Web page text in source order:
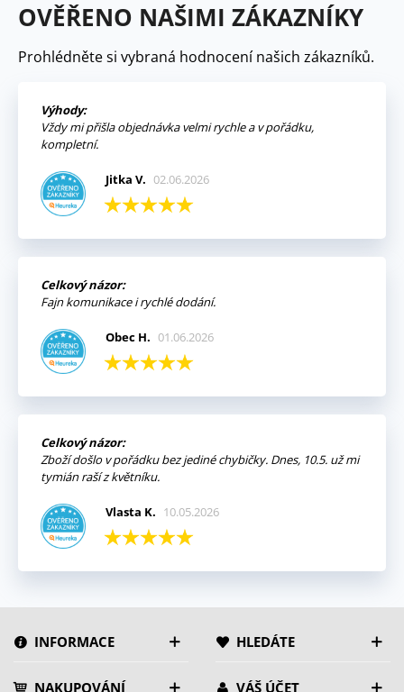
OVĚŘENO NAŠIMI ZÁKAZNÍKY
Prohlédněte si vybraná hodnocení našich zákazníků.
Výhody:
Vždy mi přišla objednávka velmi rychle a v pořádku,
kompletní.
Jitka V. 02.06.2026
Celkový názor:
Fajn komunikace i rychlé dodání.
Obec H. 01.06.2026
Celkový názor:
Zboží došlo v pořádku bez jediné chybičky. Dnes, 10.5. už mi
tymián raší z květníku.
Vlasta K. 10.05.2026
INFORMACE HLEDÁTE
NAKUPOVÁNÍ VÁŠ ÚČET